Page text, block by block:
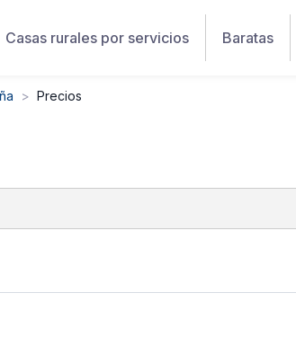
Casas rurales por servicios Baratas
Precios